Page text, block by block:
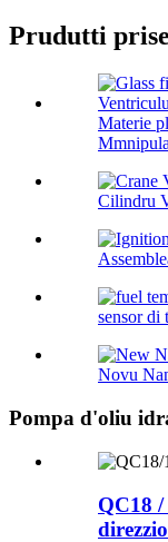
Prudutti
Materie
Cilindru
sensor di
Novu
Pompa d'oliu
QC18